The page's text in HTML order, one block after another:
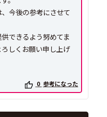
今後の参考にさせて
できるよう努めてま
しくお願い申し上げ
0 参考になった